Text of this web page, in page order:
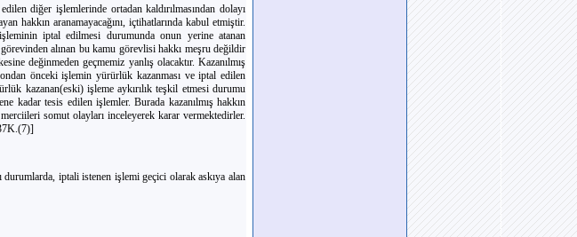
diğer işlemlerinde ortadan kaldırılmasından dolayı
hakkın aranamayacağını, içtihatlarında kabul etmiştir.
iptal edilmesi durumunda onun yerine atanan
alınan bu kamu görevlisi hakkı meşru değildir
değinmeden geçmemiz yanlış olacaktır. Kazanılmış
önceki işlemin yürürlük kazanması ve iptal edilen
kazanan(eski) işleme aykırılık teşkil etmesi durumu
kadar tesis edilen işlemler. Burada kazanılmış hakkın
somut olayları inceleyerek karar vermektedirler.
durumlarda, iptali istenen işlemi geçici olarak askıya alan